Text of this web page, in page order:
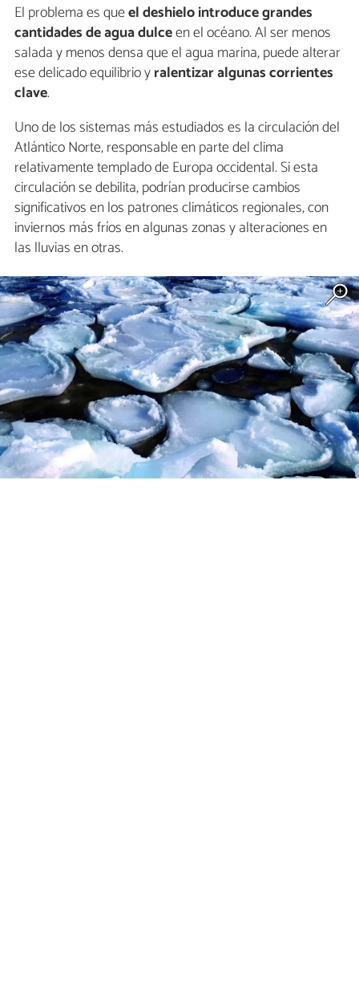
El problema es queel deshielo introduce grandes
cantidades de agua dulceen el océano. Al ser menos
salada y menos densa que el agua marina, puede alterar
ese delicado equilibrio yralentizar algunas corrientes
clave.
Uno de los sistemas más estudiados es la circulación del
Atlántico Norte, responsable en parte del clima
relativamente templado de Europa occidental. Si esta
circulación se debilita, podrían producirse cambios
significativos en los patrones climáticos regionales, con
inviernos más fríos en algunas zonas y alteraciones en
las lluvias en otras.